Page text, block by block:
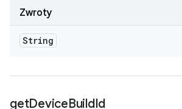
Zwroty
String
getDeviceBuildId